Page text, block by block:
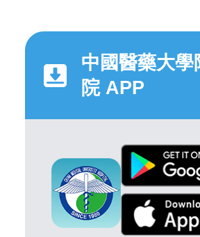
中國醫藥大學
院 APP